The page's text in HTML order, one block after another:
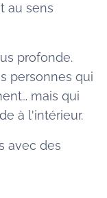
au sens
profonde.
personnes qui
mais qui
à l'intérieur.
avec des